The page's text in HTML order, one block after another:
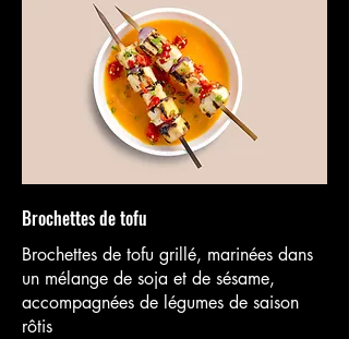
Brochettes de tofu
Brochettes de tofu grillé, marinées dans
un mélange de soja et de sésame,
accompagnées de légumes de saison
rôtis